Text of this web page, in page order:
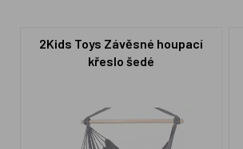
2Kids Toys Závěsné houpací
křeslo šedé